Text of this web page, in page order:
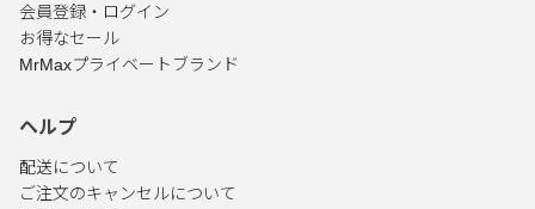
会員登録・ログイン
お得なセール
MrMaxプライベートブランド
ヘルプ
配送について
ご注文のキャンセルについて